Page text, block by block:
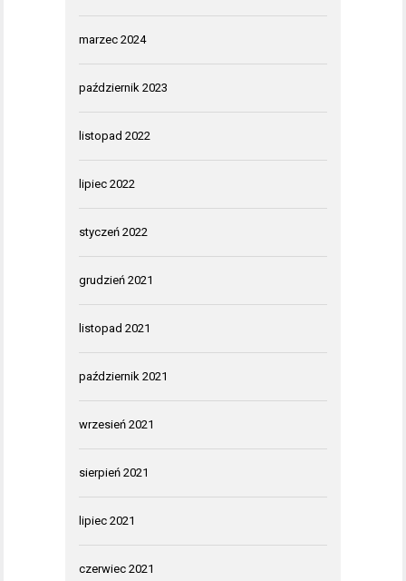
marzec 2024
październik 2023
listopad 2022
lipiec 2022
styczeń 2022
grudzień 2021
listopad 2021
październik 2021
wrzesień 2021
sierpień 2021
lipiec 2021
czerwiec 2021